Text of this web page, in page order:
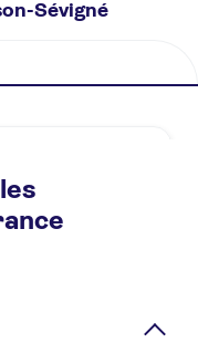
Sévigné
Sévigné